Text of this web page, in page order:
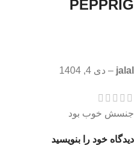
PEPPRIG
jalal
– دی 4, 1404
جنسش خوب بود
دیدگاه خود را بنویسید